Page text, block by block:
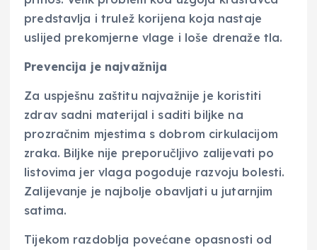
predstavlja i trulež korijena koja nastaje
uslijed prekomjerne vlage i loše drenaže tla.
Prevencija je najvažnija
Za uspješnu zaštitu najvažnije je koristiti
zdrav sadni materijal i saditi biljke na
prozračnim mjestima s dobrom cirkulacijom
zraka. Biljke nije preporučljivo zalijevati po
listovima jer vlaga pogoduje razvoju bolesti.
Zalijevanje je najbolje obavljati u jutarnjim
satima.
Tijekom razdoblja povećane opasnosti od